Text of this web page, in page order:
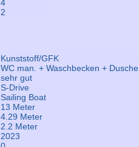
4
2
Kunststoff/GFK
WC man. + Waschbecken + Dusche
sehr gut
S-Drive
Sailing Boat
13 Meter
4.29 Meter
2.2 Meter
2023